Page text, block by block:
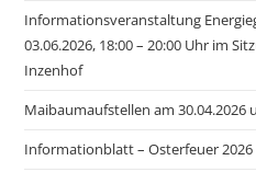
Informationsveranstaltung
03.06.2026, 18:00 – 20:00 Uhr im
Inzenhof
Maibaumaufstellen am 30.04.2026
Informationblatt – Osterfeuer 2026